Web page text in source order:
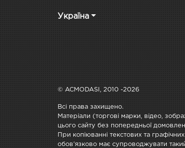
Україна
© ACMODASI, 2010 -2026
Всі права захищено.
Матеріали (торгові марки, відео,
цього сайту без попередньої
При копіюванні текстових та
обов'язково має супроводжувати